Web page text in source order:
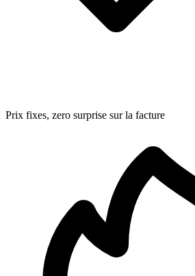
Prix fixes, zero surprise sur la facture